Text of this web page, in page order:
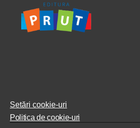
Setări cookie-uri
Politica de cookie-uri